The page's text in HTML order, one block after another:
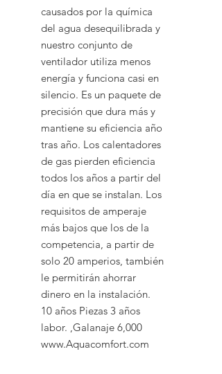
causados ​​por la química
del agua desequilibrada y
nuestro conjunto de
ventilador utiliza menos
energía y funciona casi en
silencio. Es un paquete de
precisión que dura más y
mantiene su eficiencia año
tras año. Los calentadores
de gas pierden eficiencia
todos los años a partir del
día en que se instalan. Los
requisitos de amperaje
más bajos que los de la
competencia, a partir de
solo 20 amperios, también
le permitirán ahorrar
dinero en la instalación.
10 años Piezas 3 años
labor. ,Galanaje 6,000
www.Aquacomfort.com